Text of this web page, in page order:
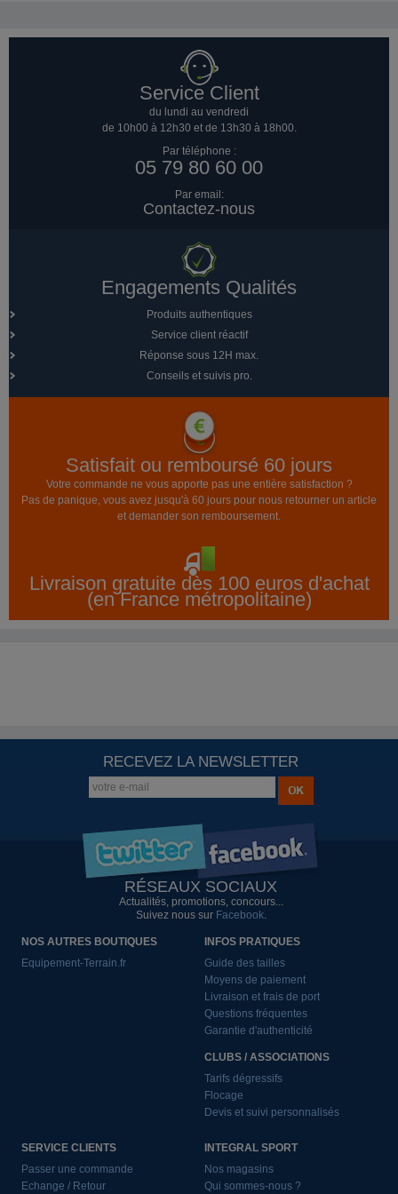
Service Client
du lundi au vendredi
de 10h00 à 12h30 et de 13h30 à 18h00.
Par téléphone :
05 79 80 60 00
Par email:
Contactez-nous
Engagements Qualités
Produits authentiques
Service client réactif
Réponse sous 12H max.
Conseils et suivis pro.
Satisfait ou remboursé 60 jours
Votre commande ne vous apporte pas une entière satisfaction ?
Pas de panique, vous avez jusqu'à 60 jours pour nous retourner un article
et demander son remboursement.
Livraison gratuite dès 100 euros d'achat
(en France métropolitaine)
RECEVEZ LA NEWSLETTER
RÉSEAUX SOCIAUX
Actualités, promotions, concours...
Suivez nous sur Facebook.
NOS AUTRES BOUTIQUES
Equipement-Terrain.fr
INFOS PRATIQUES
Guide des tailles
Moyens de paiement
Livraison et frais de port
Questions fréquentes
Garantie d'authenticité
CLUBS / ASSOCIATIONS
Tarifs dégressifs
Flocage
Devis et suivi personnalisés
SERVICE CLIENTS
Passer une commande
Echange / Retour
INTEGRAL SPORT
Nos magasins
Qui sommes-nous ?